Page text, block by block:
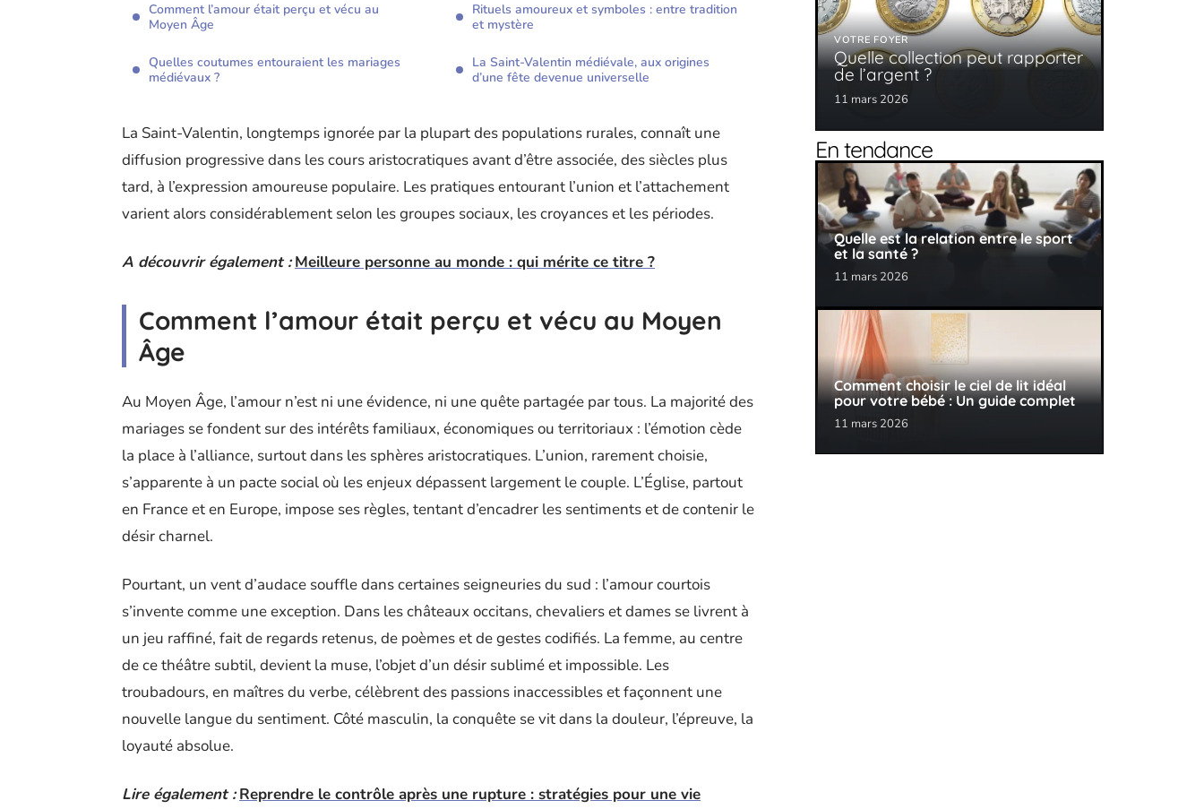
Comment l’amour était perçu et vécu au
Moyen Âge
Quelles coutumes entouraient les mariages
médiévaux ?
Rituels amoureux et symboles : entre tradition
et mystère
La Saint-Valentin médiévale, aux origines
d’une fête devenue universelle
La Saint-Valentin, longtemps ignorée par la plupart des populations rurales, connaît une
diffusion progressive dans les cours aristocratiques avant d’être associée, des siècles plus
tard, à l’expression amoureuse populaire. Les pratiques entourant l’union et l’attachement
varient alors considérablement selon les groupes sociaux, les croyances et les périodes.
A découvrir également : Meilleure personne au monde : qui mérite ce titre ?
Comment l’amour était perçu et vécu au Moyen
Âge
Au Moyen Âge, l’amour n’est ni une évidence, ni une quête partagée par tous. La majorité des
mariages se fondent sur des intérêts familiaux, économiques ou territoriaux : l’émotion cède
la place à l’alliance, surtout dans les sphères aristocratiques. L’union, rarement choisie,
s’apparente à un pacte social où les enjeux dépassent largement le couple. L’Église, partout
en France et en Europe, impose ses règles, tentant d’encadrer les sentiments et de contenir le
désir charnel.
Pourtant, un vent d’audace souffle dans certaines seigneuries du sud : l’amour courtois
s’invente comme une exception. Dans les châteaux occitans, chevaliers et dames se livrent à
un jeu raffiné, fait de regards retenus, de poèmes et de gestes codifiés. La femme, au centre
de ce théâtre subtil, devient la muse, l’objet d’un désir sublimé et impossible. Les
troubadours, en maîtres du verbe, célèbrent des passions inaccessibles et façonnent une
nouvelle langue du sentiment. Côté masculin, la conquête se vit dans la douleur, l’épreuve, la
loyauté absolue.
Lire également : Reprendre le contrôle après une rupture : stratégies pour une vie
VOTRE FOYER
Quelle collection peut rapporter
de l’argent ?
11 mars 2026
En tendance
Quelle est la relation entre le sport
et la santé ?
11 mars 2026
Comment choisir le ciel de lit idéal
pour votre bébé : Un guide complet
11 mars 2026